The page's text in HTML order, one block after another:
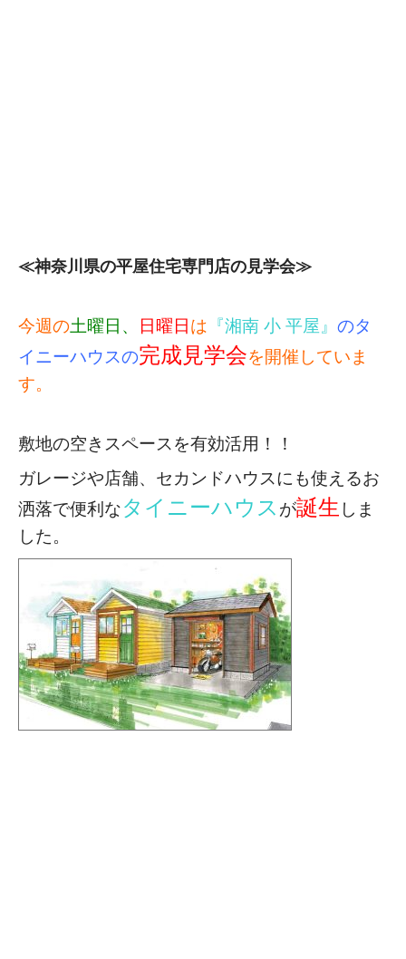
≪神奈川県の平屋住宅専門店の見学会≫
今週の土曜日、 日曜日 は 『湘南 小 平屋』 のタ
イニーハウスの完成見学会を開催していま
す。
敷地の空きスペースを有効活用！！
ガレージや店舗、セカンドハウスにも使えるお
洒落で便利なタイニーハウス が誕生 しま
した。